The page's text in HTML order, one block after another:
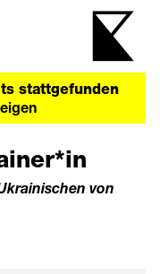
stattgefunden
von